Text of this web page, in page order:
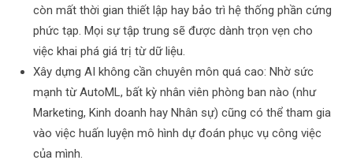
còn mất thời gian thiết lập hay bảo trì hệ thống phần cứng
phức tạp. Mọi sự tập trung sẽ được dành trọn vẹn cho
việc khai phá giá trị từ dữ liệu.
Xây dựng AI không cần chuyên môn quá cao: Nhờ sức
mạnh từ AutoML, bất kỳ nhân viên phòng ban nào (như
Marketing, Kinh doanh hay Nhân sự) cũng có thể tham gia
vào việc huấn luyện mô hình dự đoán phục vụ công việc
của mình.